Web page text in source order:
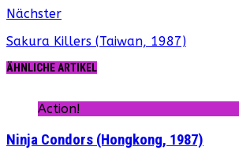
Nächster
Sakura Killers (Taiwan, 1987)
ÄHNLICHE ARTIKEL
Action!
Ninja Condors (Hongkong, 1987)